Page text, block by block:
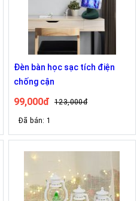
Đèn bàn học sạc tích điện
chống cận
99,000đ 123,000đ
Đã bán: 1